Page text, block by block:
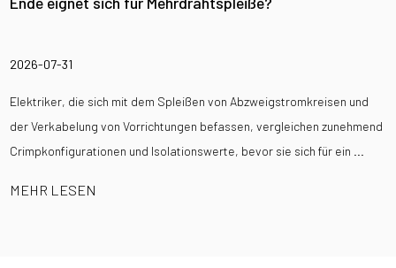
2026-07-31
Elektriker, die sich mit dem Spleißen von Abzweigstromkreisen und
der Verkabelung von Vorrichtungen befassen, vergleichen zunehmend
Crimpkonfigurationen und Isolationswerte, bevor sie sich für ein ...
MEHR LESEN